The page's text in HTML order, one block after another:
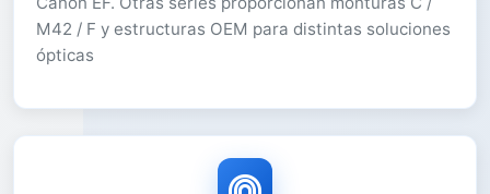
M42 / F y estructuras OEM para distintas soluciones
ópticas